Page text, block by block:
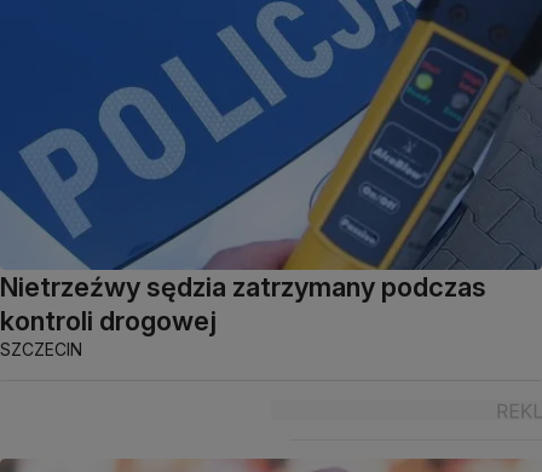
Nietrzeźwy sędzia zatrzymany podczas
kontroli drogowej
SZCZECIN